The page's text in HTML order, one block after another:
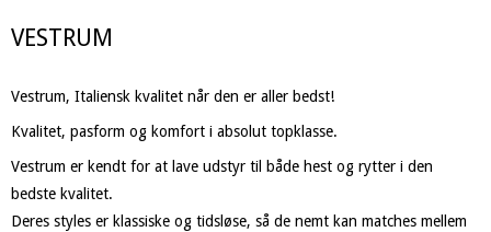
VESTRUM
Vestrum, Italiensk kvalitet når den er aller bedst!
Kvalitet, pasform og komfort i absolut topklasse.
Vestrum er kendt for at lave udstyr til både hest og rytter i den
bedste kvalitet.
Deres styles er klassiske og tidsløse, så de nemt kan matches mellem